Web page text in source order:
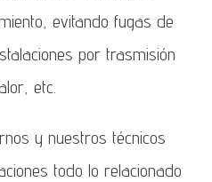
evitando fugas de
por trasmisión
etc.
y nuestros técnicos
todo lo relacionado